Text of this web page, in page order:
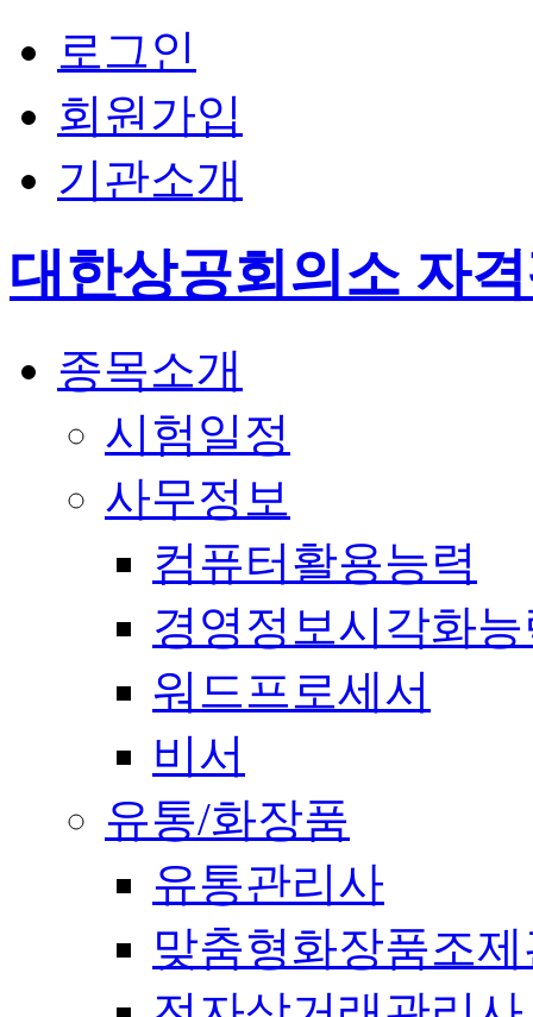
로그인
회원가입
기관소개
대한상공회의소 자
종목소개
시험일정
사무정보
컴퓨터활용능력
경영정보시각화
워드프로세서
비서
유통/화장품
유통관리사
맞춤형화장품조